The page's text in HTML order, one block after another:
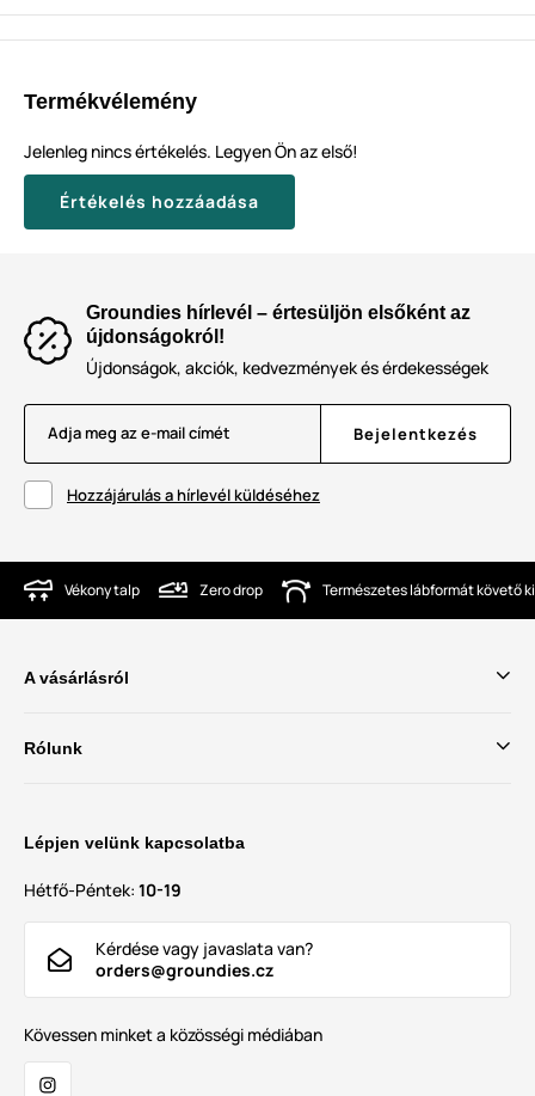
Termékvélemény
Jelenleg nincs értékelés. Legyen Ön az első!
Értékelés hozzáadása
Groundies hírlevél – értesüljön elsőként az
újdonságokról!
Újdonságok, akciók, kedvezmények és érdekességek
Adja meg az e-mail címét Bejelentkezés
Hozzájárulás a hírlevél küldéséhez
Vékony talp Zero drop Természetes lábformát követő
A vásárlásról
Rólunk
Lépjen velünk kapcsolatba
Hétfő-Péntek: 10-19
Kérdése vagy javaslata van?
orders@groundies.cz
Kövessen minket a közösségi médiában